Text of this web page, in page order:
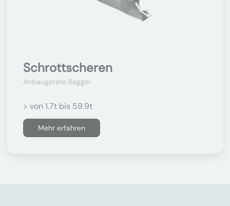
Schrottscheren
Anbaugeräte Bagger
> von 1.7t bis 59.9t
Mehr erfahren